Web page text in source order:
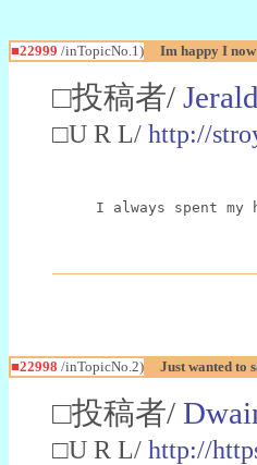
■22999 /inTopicNo.1) Im happy I
□投稿者/ Jerald
□U R L/ http://
I always spent
■22998 /inTopicNo.2) Just wanted to
□投稿者/
□U R L/ http://